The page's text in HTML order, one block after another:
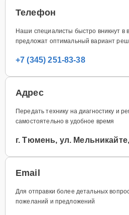
Телефон
Наши специалисты быстро вникнут в
предложат оптимальный вариант
+7 (345) 251-83-38
Адрес
Передать технику на диагностику и
самостоятельно в удобное время
г. Тюмень, ул.
Email
Для отправки более детальных
пожеланий и предложений